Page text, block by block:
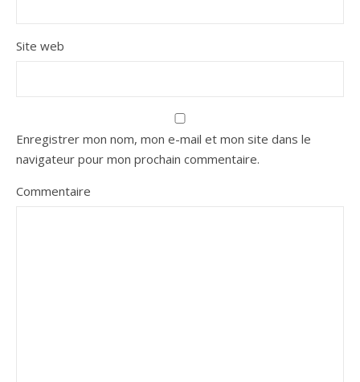
Site web
Enregistrer mon nom, mon e-mail et mon site dans le
navigateur pour mon prochain commentaire.
Commentaire